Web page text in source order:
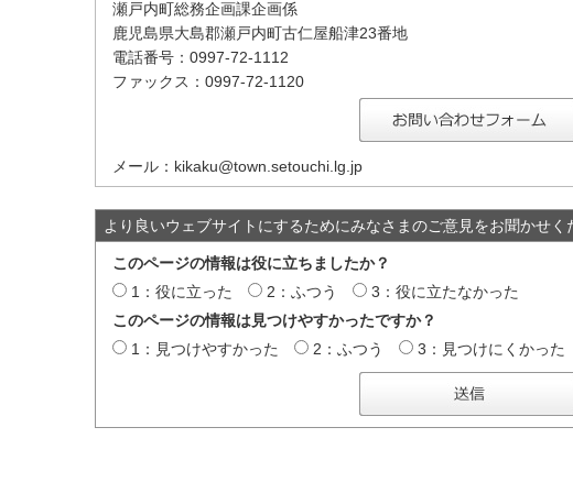
瀬戸内町総務企画課企画係
鹿児島県大島郡瀬戸内町古仁屋船津23番地
電話番号：0997-72-1112
ファックス：0997-72-1120
メール：kikaku@town.setouchi.lg.jp
より良いウェブサイトにするためにみなさまのご意見をお聞かせく
このページの情報は役に立ちましたか？
1：役に立った
2：ふつう
3：役に立たなかった
このページの情報は見つけやすかったですか？
1：見つけやすかった
2：ふつう 3：見つけにくかった